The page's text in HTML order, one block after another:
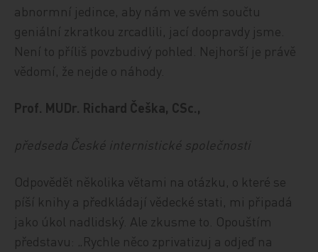
abnormní jedince, aby nám ve svém součtu
geniální zkratkou zrcadlili, jací doopravdy jsme.
Není to příliš povzbudivý pohled. Nejhorší je právě
vědomí, že nejde o náhody.
Prof. MUDr. Richard Češka, CSc.,
předseda České internistické společnosti
Odpovědět několika větami na otázku, o které se
píší knihy a předkládají vědecké stati, mi připadá
jako úkol nadlidský. Ale zkusme to. Opouštím
představu: „Rychle něco zprivatizuj a odjeď na